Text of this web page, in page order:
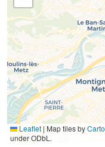
Leaflet | Map tiles byCarto
under ODbL.